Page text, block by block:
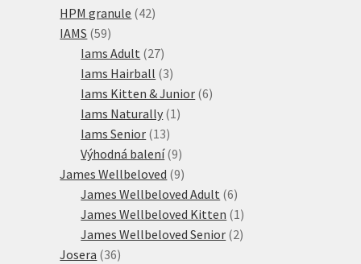
HPM granule 4242
IAMS 5959
produktů
Iams Adult 2727
produktů
Iams Hairball 33
produkty
Iams Kitten & Junior 66
Iams Naturally 1 1
Iams Senior 1313
produktů
Výhodná balení 99
produktů
James Wellbeloved 99
produktů
James Wellbeloved Adult 66
produktů
James Wellbeloved Kitten 1 1
produkt
James Wellbeloved Senior 22
Josera 3636